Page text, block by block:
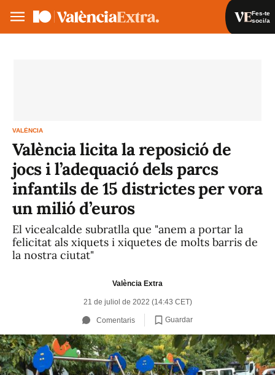
Fes-te
soci/a
VALÈNCIA
València licita la reposició de
jocs i l’adequació dels parcs
infantils de 15 districtes per vora
un milió d’euros
El vicealcalde subratlla que "anem a portar la
felicitat als xiquets i xiquetes de molts barris de
la nostra ciutat"
València Extra
21 de juliol de 2022 (14:43 CET)
Comentaris Guardar